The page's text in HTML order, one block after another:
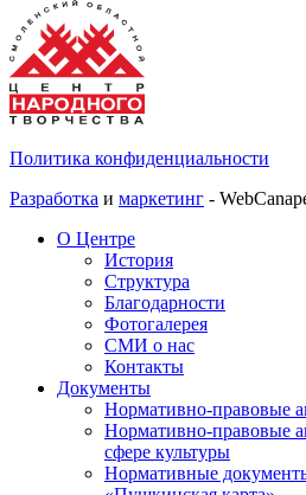
Политика конфиденциальности
Разработка и маркетинг -
О Центре
История
Структура
Благодарности
Фотогалерея
СМИ о нас
Контакты
Документы
Нормативно-правовые
Нормативно-правовые
сфере культуры
Нормативные